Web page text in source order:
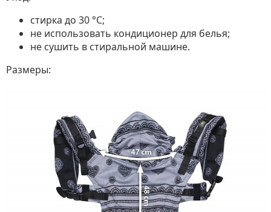
стирка до 30 °C;
не использовать кондиционер для белья;
не сушить в стиральной машине.
Размеры: